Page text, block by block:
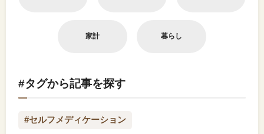
家計 暮らし
#タグから記事を探す
#セルフメディケーション